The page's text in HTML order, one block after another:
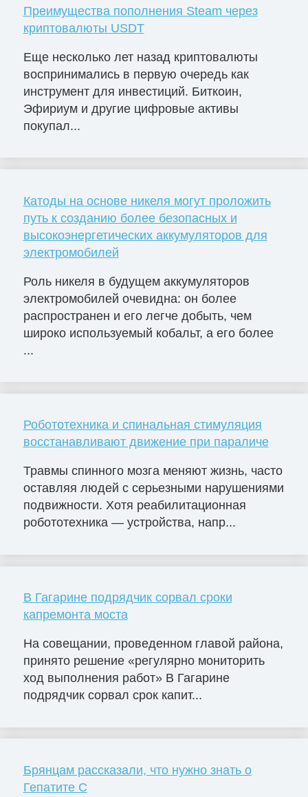
Преимущества пополнения Steam через
криптовалюты USDT
Еще несколько лет назад криптовалюты
воспринимались в первую очередь как
инструмент для инвестиций. Биткоин,
Эфириум и другие цифровые активы
покупал...
Катоды на основе никеля могут проложить
путь к созданию более безопасных и
высокоэнергетических аккумуляторов для
электромобилей
Роль никеля в будущем аккумуляторов
электромобилей очевидна: он более
распространен и его легче добыть, чем
широко используемый кобальт, а его более
...
Робототехника и спинальная стимуляция
восстанавливают движение при параличе
Травмы спинного мозга меняют жизнь, часто
оставляя людей с серьезными нарушениями
подвижности. Хотя реабилитационная
робототехника — устройства, напр...
В Гагарине подрядчик сорвал сроки
капремонта моста
На совещании, проведенном главой района,
принято решение «регулярно мониторить
ход выполнения работ» В Гагарине
подрядчик сорвал срок капит...
Брянцам рассказали, что нужно знать о
Гепатите С